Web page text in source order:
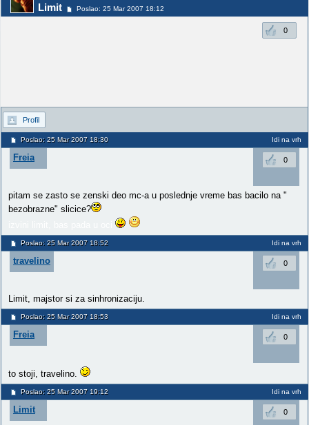
Limit Poslao: 25 Mar 2007 18:12
0
Profil
Poslao: 25 Mar 2007 18:30 Idi na vrh
Freia 0
pitam se zasto se zenski deo mc-a u poslednje vreme bas bacilo na "
bezobrazne" slicice?
Poslao: 25 Mar 2007 18:52 Idi na vrh
travelino 0
Limit, majstor si za sinhronizaciju.
Poslao: 25 Mar 2007 18:53 Idi na vrh
Freia 0
to stoji, travelino.
Poslao: 25 Mar 2007 19:12 Idi na vrh
Limit 0